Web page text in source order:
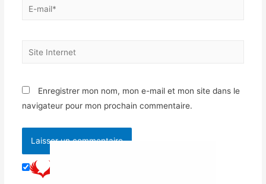
Enregistrer mon nom, mon e-mail et mon site dans le
navigateur pour mon prochain commentaire.